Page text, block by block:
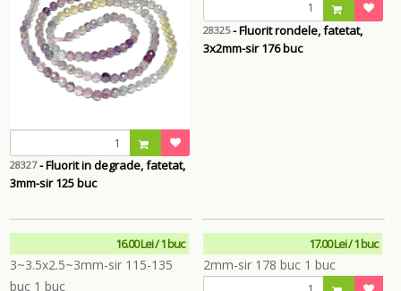
28327- Fluorit in degrade, fatetat,
3mm-sir 125 buc
28325- Fluorit rondele, fatetat,
3x2mm-sir 176 buc
16.00 Lei / 1 buc 17.00 Lei / 1 buc